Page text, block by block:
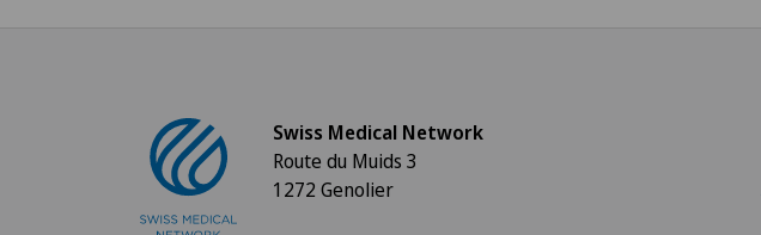
Swiss Medical Network
Route du Muids 3
1272 Genolier